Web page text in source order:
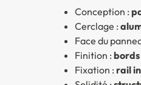
Conception :
Cerclage :
Face du
Finition :
Fixation : rail